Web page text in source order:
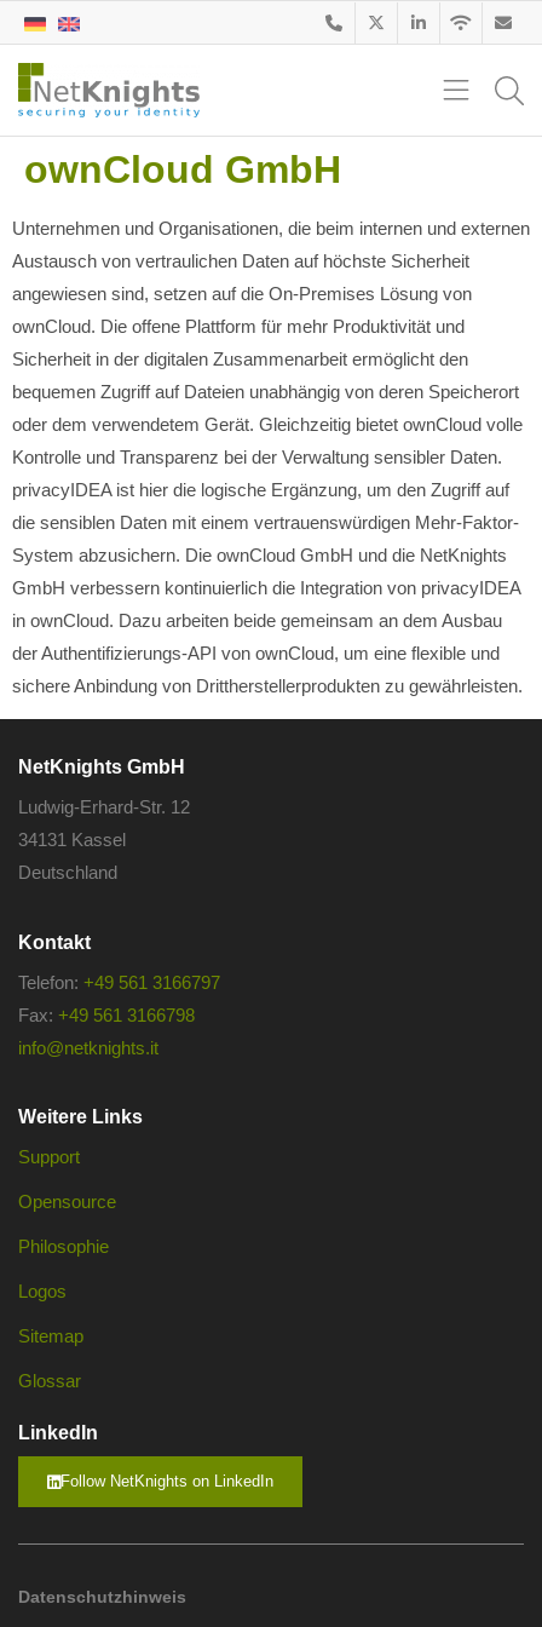
ownCloud GmbH
Unternehmen und Organisationen, die beim internen und externen
Austausch von vertraulichen Daten auf höchste Sicherheit
angewiesen sind, setzen auf die On-Premises Lösung von
ownCloud. Die offene Plattform für mehr Produktivität und
Sicherheit in der digitalen Zusammenarbeit ermöglicht den
bequemen Zugriff auf Dateien unabhängig von deren Speicherort
oder dem verwendetem Gerät. Gleichzeitig bietet ownCloud volle
Kontrolle und Transparenz bei der Verwaltung sensibler Daten.
privacyIDEA ist hier die logische Ergänzung, um den Zugriff auf
die sensiblen Daten mit einem vertrauenswürdigen Mehr-Faktor-
System abzusichern. Die ownCloud GmbH und die NetKnights
GmbH verbessern kontinuierlich die Integration von privacyIDEA
in ownCloud. Dazu arbeiten beide gemeinsam an dem Ausbau
der Authentifizierungs-API von ownCloud, um eine flexible und
sichere Anbindung von Drittherstellerprodukten zu gewährleisten.
NetKnights GmbH
Ludwig-Erhard-Str. 12
34131 Kassel
Deutschland
Kontakt
Telefon: +49 561 3166797
Fax: +49 561 3166798
info@netknights.it
Weitere Links
Support
Opensource
Philosophie
Logos
Sitemap
Glossar
LinkedIn
Follow NetKnights on LinkedIn
Datenschutzhinweis